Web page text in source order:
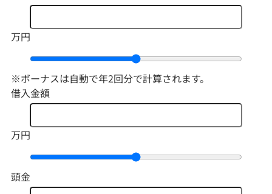
万円
※ボーナスは自動で年2回分で計算されます。
借入金額
万円
頭金